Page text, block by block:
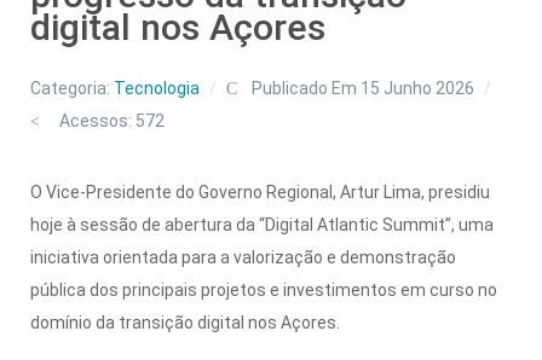
digital nos Açores
Categoria: Tecnologia
Publicado Em 15 Junho 2026
Acessos: 572
O Vice-Presidente do Governo Regional, Artur Lima, presidiu
hoje à sessão de abertura da “Digital Atlantic Summit”, uma
iniciativa orientada para a valorização e demonstração
pública dos principais projetos e investimentos em curso no
domínio da transição digital nos Açores.